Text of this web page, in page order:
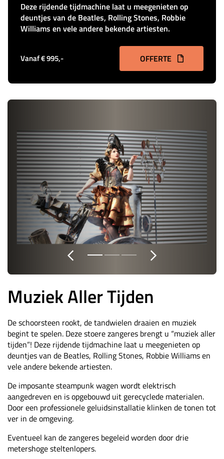
Deze rijdende tijdmachine laat u meegenieten op
deuntjes van de Beatles, Rolling Stones, Robbie
Williams en vele andere bekende artiesten.
Vanaf € 995,- OFFERTE
Muziek Aller Tijden
De schoorsteen rookt, de tandwielen draaien en muziek
begint te spelen. Deze stoere zangeres brengt u “muziek aller
tijden”! Deze rijdende tijdmachine laat u meegenieten op
deuntjes van de Beatles, Rolling Stones, Robbie Williams en
vele andere bekende artiesten.
De imposante steampunk wagen wordt elektrisch
aangedreven en is opgebouwd uit gerecyclede materialen.
Door een professionele geluidsinstallatie klinken de tonen tot
ver in de omgeving.
Eventueel kan de zangeres begeleid worden door drie
metershoge steltenlopers.